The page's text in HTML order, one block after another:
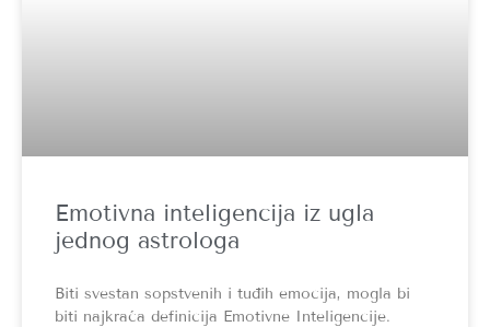
Emotivna inteligencija iz ugla
jednog astrologa
Biti svestan sopstvenih i tuđih emocija, mogla bi
biti najkraća definicija Emotivne Inteligencije.